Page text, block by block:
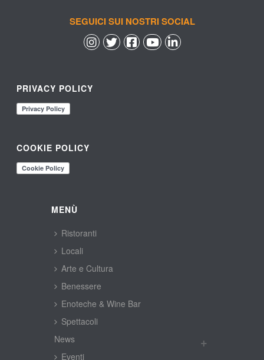
SEGUICI SUI NOSTRI SOCIAL
PRIVACY POLICY
COOKIE POLICY
MENÙ
Ristoranti
Locali
Arte e Cultura
Benessere
Enoteche & Wine Bar
Spettacoli
New
Eventi